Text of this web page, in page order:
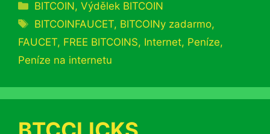
Rubriky
BITCOIN,Výdělek BITCOIN
Štítky
BITCOINFAUCET, BITCOINy zadarmo,
FAUCET, FREE BITCOINS, Internet, Peníze,
Peníze na internetu